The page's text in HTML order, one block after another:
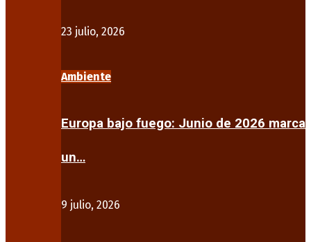
23 julio, 2026
Ambiente
Europa bajo fuego: Junio de 2026 marca
un…
9 julio, 2026